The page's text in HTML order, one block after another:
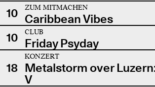
10
ZUM MITMACHEN
Caribbean Vibes
10
CLUB
Friday Psyday
18
KONZERT
Metalstorm over
V